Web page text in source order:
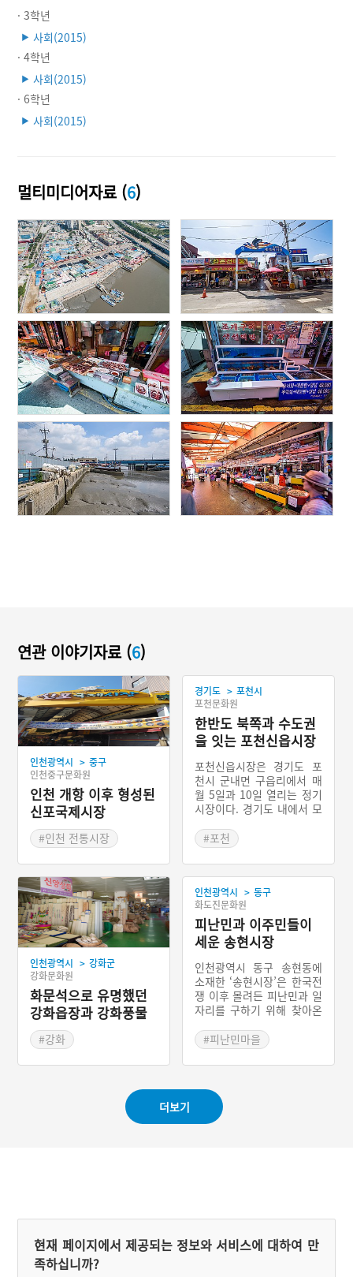
· 3학년
▶ 사회(2015)
· 4학년
▶ 사회(2015)
· 6학년
▶ 사회(2015)
멀티미디어자료 (6)
연관 이야기자료 (6)
인천광역시 > 중구
인천중구문화원
인천 개항 이후 형성된
신포국제시장
#인천 전통시장
경기도 > 포천시
포천문화원
한반도 북쪽과 수도권
을 잇는 포천신읍시장
포천신읍시장은 경기도 포
천시 군내면 구읍리에서 매
월 5일과 10일 열리는 정기
시장이다. 경기도 내에서 모
오일장으로 장날이 되면 많
은 장사꾼들이 모여들어 35
0여 개의 노점을 조성하고
다양한 상품들을 판매하고
있다.
#포천
인천광역시 > 강화군
강화문화원
화문석으로 유명했던
강화읍장과 강화풍물
시장
#강화
인천광역시 > 동구
화도진문화원
피난민과 이주민들이
세운 송현시장
인천광역시 동구 송현동에
소재한 ‘송현시장’은 한국전
쟁 이후 몰려든 피난민과 일
자리를 구하기 위해 찾아온
세워진 시장이다. 송현시장
인근 개천가와 수도국산 비
탈의 판자촌 등이 있었고,
중심으로 많은 피난민들과
이주민들이 모여 살았다. 송
현시장은 이들을 대상으로
#피난민마을
더보기
현재 페이지에서 제공되는 정보와 서비스에 대하여 만
족하십니까?